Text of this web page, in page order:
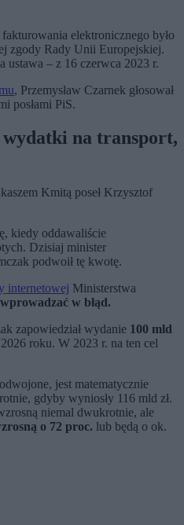
elektronicznego było
zgody Rady Unii Europejskiej.
ustawa – z 16 czerwca 2023 r.
, Przemysław Czarnek głosował
posłami PiS.
na transport,
Kmitą poseł Krzysztof
kiedy oddawaliście
Dzisiaj minister
podwoił tę kwotę.
internetowej Ministerstwa
w błąd.
zapowiedział wydanie 100 mld
roku. W 2023 r. na ten cel
jest matematycznie
gdyby wyniosły 116 mld zł.
niemal dwukrotnie, ale
o 72 proc. lub będą o ok.